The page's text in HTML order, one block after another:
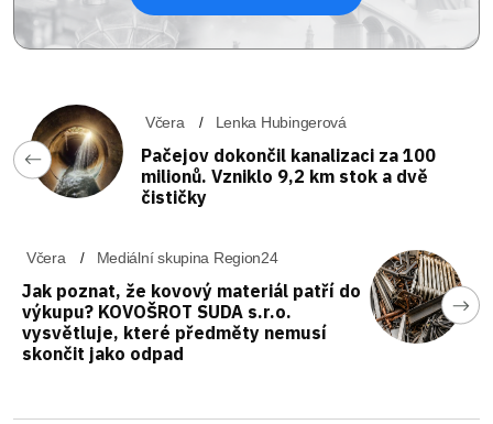
Včera Lenka Hubingerová
Pačejov dokončil kanalizaci za 100
milionů. Vzniklo 9,2 km stok a dvě
čističky
Včera Mediální skupina Region24
Jak poznat, že kovový materiál patří do
výkupu? KOVOŠROT SUDA s.r.o.
vysvětluje, které předměty nemusí
skončit jako odpad